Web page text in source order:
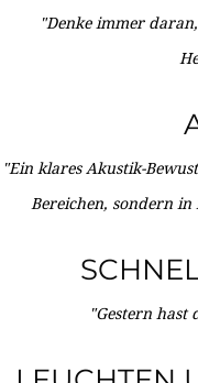
"Denke immer
"Ein klares Akustik-
Bereichen, sondern
"Gestern hast